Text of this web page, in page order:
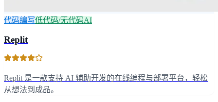
代码编写低代码/无代码AI
Replit
Replit 是一款支持 AI 辅助开发的在线编程与部署平台，轻松
从想法到成品。